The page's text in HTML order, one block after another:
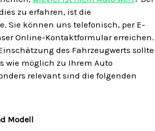
zu erfahren, ist die
Sie können uns telefonisch, per E-
Online-Kontaktformular erreichen.
des Fahrzeugwerts
wie möglich zu Ihrem Auto
relevant sind die folgenden
Modell